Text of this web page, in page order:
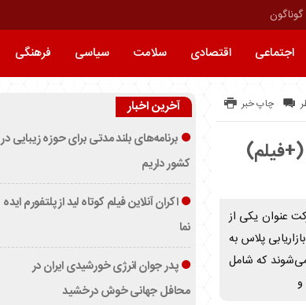
گوناگون
اجتماعی اقتصادی سلامت سیاسی فرهنگی
چاپ خبر
عنوان یکی از
پلاس به
می‌شوند که شامل
و
آخرین اخبار
برنامه‌های بلند مدتی برای حوزه زیبایی در
کشور داریم
اکران آنلاین فیلم کوتاه لید از پلتفورم ایده
نما
پدر جوان انرژی خورشیدی ایران در
محافل جهانی خوش درخشید